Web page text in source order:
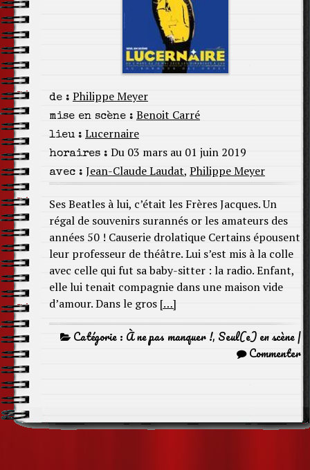
de : Philippe Meyer
mise en scène : Benoit Carré
lieu : Lucernaire
horaires : Du 03 mars au 01 juin 2019
avec : Jean-Claude Laudat, Philippe Meyer
Ses Beatles à lui, c’était les Frères Jacques. Un
régal de souvenirs surannés or les amateurs des
années 50 ! Causerie drolatique Certains épousent
leur professeur de théâtre. Lui s’est mis à la colle
avec celle qui fut sa baby-sitter : la radio. Enfant,
elle lui tenait compagnie dans une maison vide
d’amour. Dans le gros […]
Catégorie : À ne pas manquer !, Seul(e) en scène|
Commenter